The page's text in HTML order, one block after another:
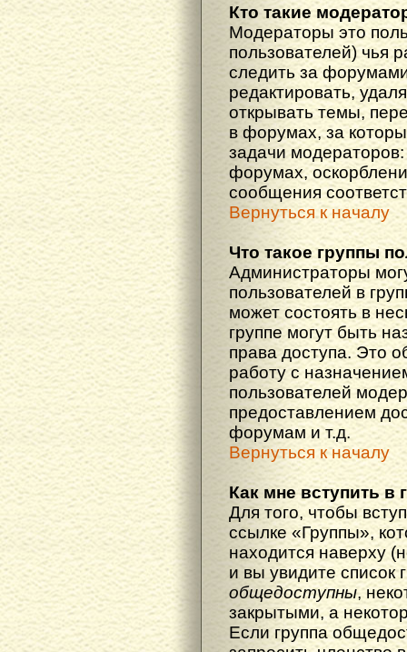
Кто такие
Модераторы это
пользователей) чья
следить за
редактировать,
открывать темы,
в форумах, за
задачи
форумах,
сообщения
Вернуться к началу
Что такое группы
Администраторы
пользователей в
может состоять в
группе могут быть
права доступа. Это
работу с
пользователей
предоставлением
форумам и т.д.
Вернуться к началу
Как мне вступить в
Для того, чтобы
ссылке «Группы»,
находится наверху
и вы увидите список
общедоступны,
закрытыми, а
Если группа